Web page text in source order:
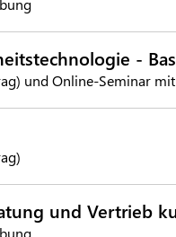
-
und Online-Seminar
und Vertrieb